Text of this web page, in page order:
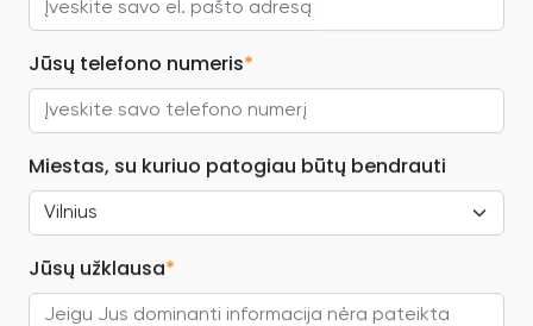
Jūsų telefono numeris*
Miestas, su kuriuo patogiau būtų bendrauti
Jūsų užklausa*